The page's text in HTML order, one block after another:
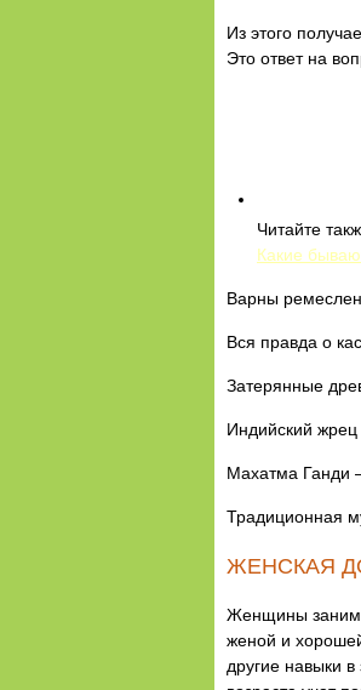
Из этого
Это ответ на
Читайте
Какие
Варны
Вся правда о
Затерянные
Индийский
Махатма Ганди
Традиционная
ЖЕНСКАЯ
Женщины
женой и
другие навыки